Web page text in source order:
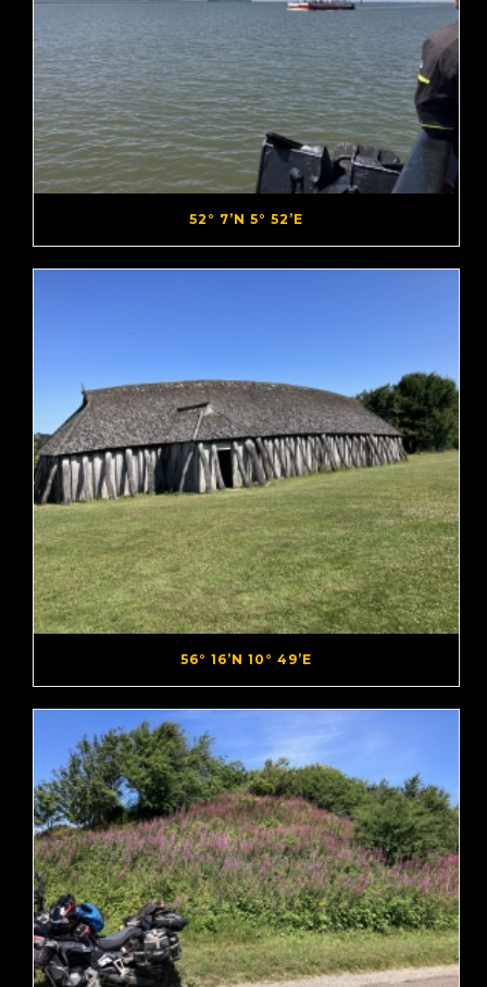
52° 7’N 5° 52’E
56° 16’N 10° 49’E